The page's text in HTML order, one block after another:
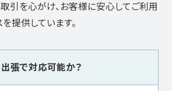
引を心がけ、お客様に安心してご利用
提供しています。
出張で対応可能か？